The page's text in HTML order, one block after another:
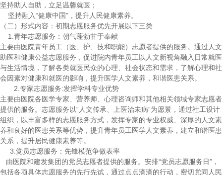
坚持助人自助，立足温馨就医；
坚持融入“健康中国”，提升人民健康素养。
（二）形式内容：初期志愿服务优先开展以下三类
1.青年志愿服务：朝气蓬勃甘于奉献
主要由医院青年员工（医、护、技和职能）志愿者提供的服务。通过人文
助医和健康公益志愿服务，促进院内青年员工以人文新视角融入日常就医
与生活情境，了解各类就医民众的心理、社会状态和需求，了解心理和社
会因素对健康和就医的影响，提升医学人文素养，和谐医患关系。
2.专家志愿服务:发挥学科专业优势
主要由医院各医学专家、营养师、心理咨询师和其他相关领域专家志愿者
提供的服务。志愿服务以“人文传承、上医治未病”为愿景，通过社工设计
组织，以丰富多样的志愿服务方式，发挥专家的专业权威、深厚的人文素
养和良好的医患关系等优势，提升青年员工医学人文素养，建立和谐医患
关系，提升居民健康素养等。
3.党员志愿服务：先锋模范争做表率
由医院和建发集团的党员志愿者提供的服务。安排“党员志愿服务日”，
包括各项具体志愿服务的先行先试，通过点点滴滴的行动，密切党同人民